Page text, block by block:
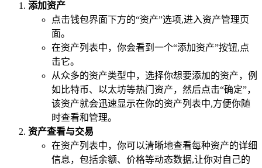
添加资产
点击钱包界面下方的“资产”选项,进入资产管理页
面。
在资产列表中，你会看到一个“添加资产”按钮,点
击它。
从众多的资产类型中，选择你想要添加的资产，例
如比特币、以太坊等热门资产，然后点击“确定”，
该资产就会迅速显示在你的资产列表中,方便你随
时查看和管理。
资产查看与交易
在资产列表中，你可以清晰地查看每种资产的详细
信息，包括余额、价格等动态数据,让你对自己的